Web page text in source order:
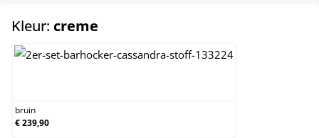
Kleur: creme
bruin
€ 239,90